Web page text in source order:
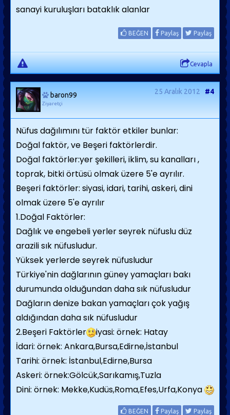
sanayi kuruluşları bataklık alanlar
BEĞEN Paylaş Paylaş
Cevapla
baron99
Ziyaretçi
25 Aralık 2012 #4
Nüfus dağılımını tür faktör etkiler bunlar:
Doğal faktör, ve Beşeri faktörlerdir.
Doğal faktörler:yer şekilleri, iklim, su kanalları ,
toprak, bitki örtüsü olmak üzere 5'e ayrılır.
Beşeri faktörler: siyasi, idari, tarihi, askeri, dini
olmak üzere 5'e ayrılır
1.Doğal Faktörler:
Dağlık ve engebeli yerler seyrek nüfuslu düz
arazili sık nüfusludur.
Yüksek yerlerde seyrek nüfusludur
Türkiye'nin dağlarının güney yamaçları bakı
durumunda olduğundan daha sık nüfusludur
Dağların denize bakan yamaçları çok yağış
aldığından daha sık nüfusludur
2.Beşeri Faktörler
iyasi: örnek: Hatay
İdari: örnek: Ankara,Bursa,Edirne,İstanbul
Tarihi: örnek: İstanbul,Edirne,Bursa
Askeri: örnek:Gölcük,Sarıkamış,Tuzla
Dini: örnek: Mekke,Kudüs,Roma,Efes,Urfa,Konya
BEĞEN Paylaş Paylaş